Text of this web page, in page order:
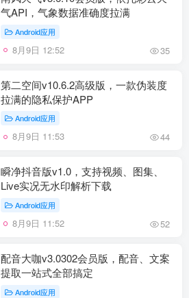
气API，气象数据准确度拉满
Android应用
8月9日 12:52 35
第二空间v10.6.2高级版，一款伪装度
拉满的隐私保护APP
Android应用
8月9日 11:53 44
瞬净抖音版v1.0，支持视频、图集、
Live实况无水印解析下载
Android应用
8月9日 11:52 52
配音大咖v3.0302会员版，配音、文案
提取一站式全部搞定
Android应用